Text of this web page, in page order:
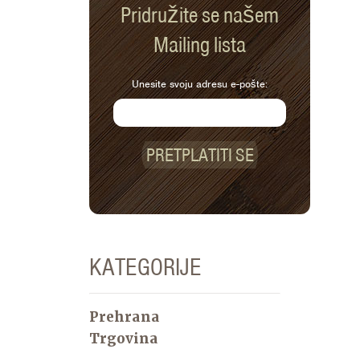
Pridružite se našem
Mailing lista
Unesite svoju adresu e-pošte:
PRETPLATITI SE
KATEGORIJE
Prehrana
Trgovina